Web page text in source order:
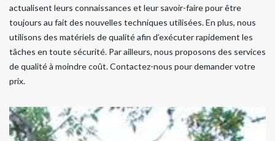
actualisent leurs connaissances et leur savoir-faire pour être
toujours au fait des nouvelles techniques utilisées. En plus, nous
utilisons des matériels de qualité afin d’exécuter rapidement les
tâches en toute sécurité. Par ailleurs, nous proposons des services
de qualité à moindre coût. Contactez-nous pour demander votre
prix.